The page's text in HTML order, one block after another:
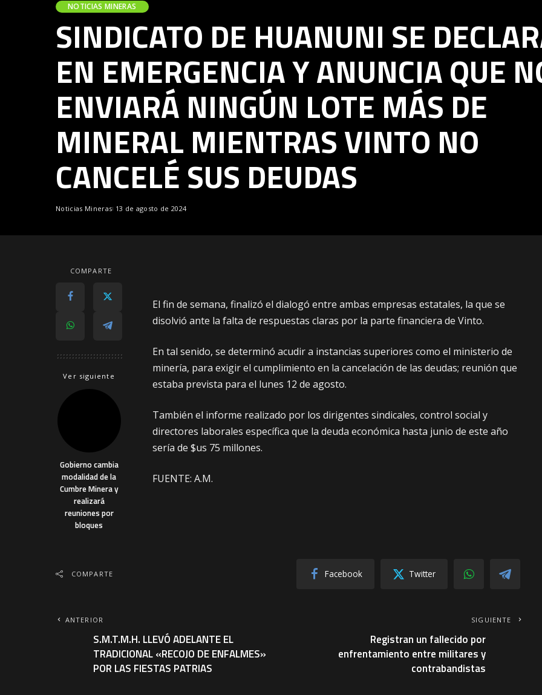
NOTICIAS MINERAS
SINDICATO DE HUANUNI SE
EN EMERGENCIA Y ANUNCIA QUE
ENVIARÁ NINGÚN LOTE MÁS DE
MINERAL MIENTRAS VINTO NO
CANCELÉ SUS DEUDAS
Noticias Mineras 13 de agosto de 2024
COMPARTE
Ver siguiente
Gobierno cambia
modalidad de la
Cumbre Minera y
realizará
reuniones por
bloques
El fin de semana, finalizó el dialogó entre ambas empresas estatales, la que se
disolvió ante la falta de respuestas claras por la parte financiera de Vinto.
En tal senido, se determinó acudir a instancias superiores como el ministerio de
minería, para exigir el cumplimiento en la cancelación de las deudas; reunión que
estaba prevista para el lunes 12 de agosto.
También el informe realizado por los dirigentes sindicales, control social y
directores laborales específica que la deuda económica hasta junio de este año
sería de $us 75 millones.
FUENTE: A.M.
COMPARTE Facebook Twitter
ANTERIOR
S.M.T.M.H. LLEVÓ ADELANTE EL
TRADICIONAL «RECOJO DE ENFALMES»
POR LAS FIESTAS PATRIAS
SIGUIENTE
Registran un fallecido por
enfrentamiento entre militares y
contrabandistas